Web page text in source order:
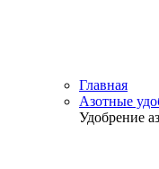
Главная
Азотные
Удобрение